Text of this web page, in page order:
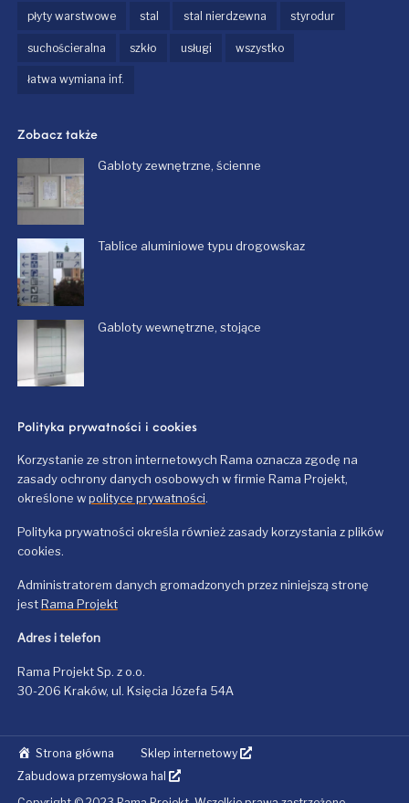
płyty warstwowe stal stal nierdzewna styrodur
suchościeralna szkło usługi wszystko
łatwa wymiana inf.
Zobacz także
Gabloty zewnętrzne, ścienne
Tablice aluminiowe typu drogowskaz
Gabloty wewnętrzne, stojące
Polityka prywatności i cookies
Korzystanie ze stron internetowych Rama oznacza zgodę na
zasady ochrony danych osobowych w firmie Rama Projekt,
określone wpolityce prywatności.
Polityka prywatności określa również zasady korzystania z plików
cookies.
Administratorem danych gromadzonych przez niniejszą stronę
jestRama Projekt
Adres i telefon
Rama Projekt Sp. z o.o.
30-206 Kraków, ul. Księcia Józefa 54A
Strona główna
Sklep internetowy
Zabudowa przemysłowa hal